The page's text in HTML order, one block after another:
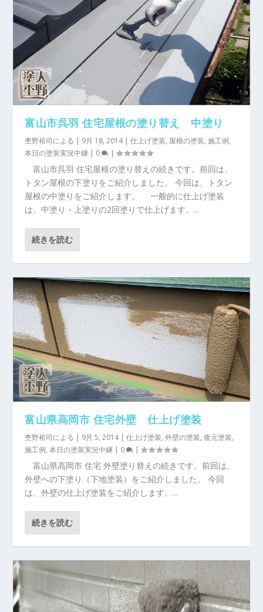
富山市呉羽 住宅屋根の塗り替え 中塗り
杢野裕司による | 9月 18, 2014|仕上げ塗装, 屋根の塗装,施工例,
本日の塗装実況中継 | 0 |
富山市呉羽 住宅屋根の塗り替えの続きです。前回は、
トタン屋根の下塗りをご紹介しました。 今回は、トタン
屋根の中塗りをご紹介します。 一般的に仕上げ塗装
は、中塗り・上塗りの2回塗りで仕上げます。...
続きを読む
富山県高岡市 住宅外壁 仕上げ塗装
杢野裕司による | 9月 5, 2014|仕上げ塗装,外壁の塗装,復元塗装,
施工例,本日の塗装実況中継 | 0 |
富山県高岡市 住宅 外壁塗り替えの続きです。前回は、
外壁への下塗り（下地塗装）をご紹介しました。 今回
は、外壁の仕上げ塗装をご紹介します。...
続きを読む